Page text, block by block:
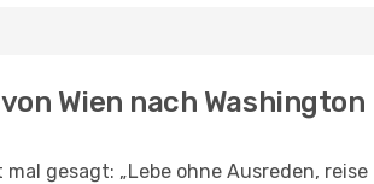
Wien nach Washington
gesagt: „Lebe ohne Ausreden,